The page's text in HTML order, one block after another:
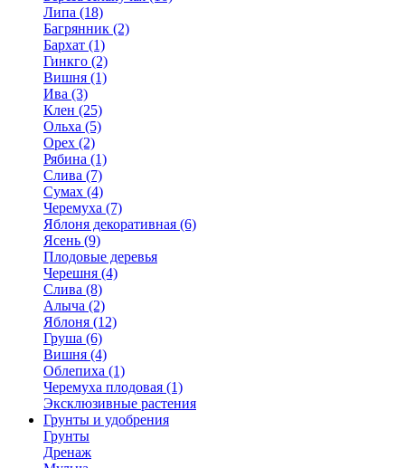
Липа (18)
Багрянник (2)
Бархат (1)
Гинкго (2)
Вишня (1)
Ива (3)
Клен (25)
Ольха (5)
Орех (2)
Рябина (1)
Слива (7)
Сумах (4)
Черемуха (7)
Яблоня декоративная (6)
Ясень (9)
Плодовые деревья
Черешня (4)
Слива (8)
Алыча (2)
Яблоня (12)
Груша (6)
Вишня (4)
Облепиха (1)
Черемуха плодовая (1)
Эксклюзивные растения
Грунты и удобрения
Грунты
Дренаж